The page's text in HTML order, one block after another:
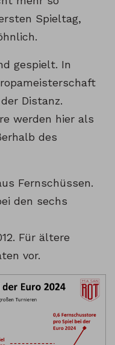
Spieltag,
gespielt. In
Distanz.
werden hier als
des
Fernschüssen.
den sechs
Für ältere
vor.